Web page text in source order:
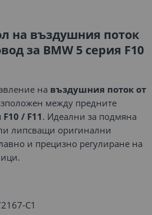
на въздушния поток
за BMW 5 серия F10
на въздушния поток от
между предните
F10 / F11. Идеални за подмяна
липсващи оригинални
и прецизно регулиране на
C1